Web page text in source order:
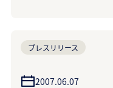
プレスリリース
2007.06.07